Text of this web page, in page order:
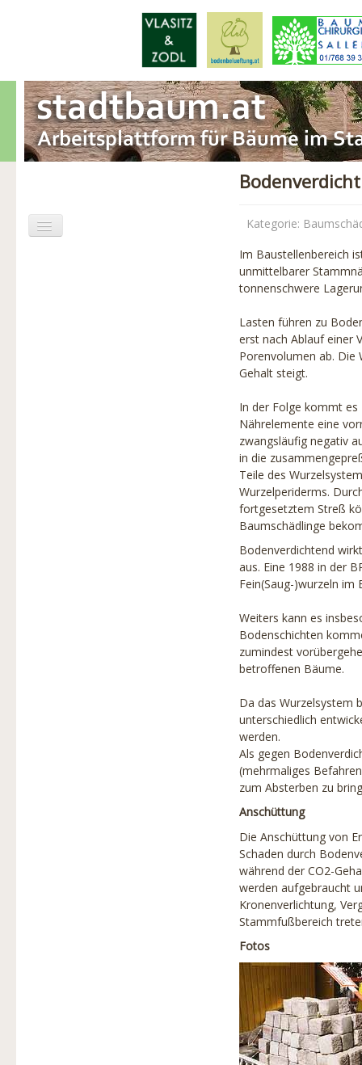
Kategorie:
Im Baustellenbereich
unmittelbarer
tonnenschwere
Lasten führen zu
erst nach Ablauf einer
Porenvolumen ab. Die
Gehalt steigt.
In der Folge kommt
Nährelemente eine
zwangsläufig negativ
in die
Teile des
Wurzelperiderms.
fortgesetztem Streß
Baumschädlinge
Bodenverdichtend
aus. Eine 1988 in der
Fein(Saug-)wurzeln
Weiters kann es
Bodenschichten
zumindest
betroffenen Bäume.
Da das Wurzelsystem
unterschiedlich
werden.
Als gegen
(mehrmaliges
zum Absterben zu
Anschüttung
Die Anschüttung von
Schaden durch
während der CO2-
werden aufgebraucht
Kronenverlichtung,
Stammfußbereich
Fotos